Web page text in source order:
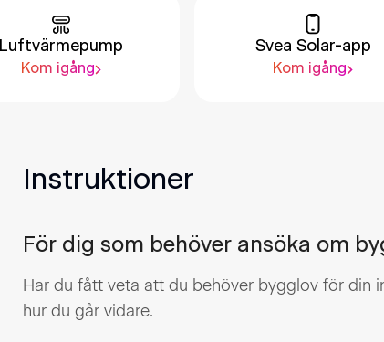
Luftvärmepump
Kom igång
Svea Solar-app
Kom igång
Instruktioner
För dig som behöver ansöka om
Har du fått veta att du behöver bygglov för din
hur du går vidare.